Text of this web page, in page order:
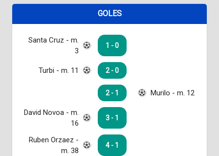
GOLES
Santa Cruz - m.
3
1 - 0
Turbi - m. 11 2 - 0
2 - 1 Murilo - m. 12
David Novoa - m.
16
3 - 1
Ruben Orzaez -
m. 38
4 - 1